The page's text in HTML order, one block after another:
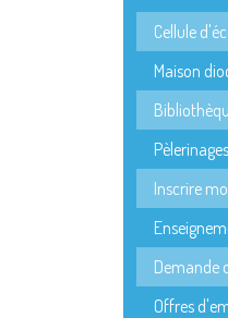
Cellule
Maison
Inscrire
Demande
Offres